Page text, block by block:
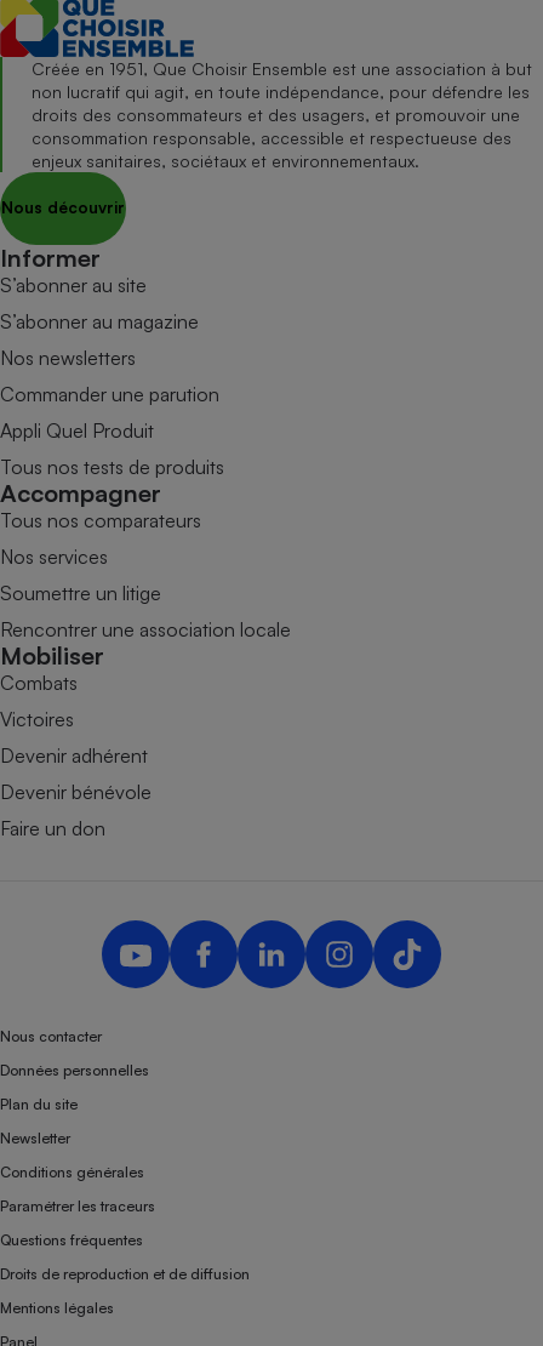
Créée en 1951, Que Choisir Ensemble est une association à but
non lucratif qui agit, en toute indépendance, pour défendre les
droits des consommateurs et des usagers, et promouvoir une
consommation responsable, accessible et respectueuse des
enjeux sanitaires, sociétaux et environnementaux.
Nous découvrir
Informer
S’abonner au site
S’abonner au magazine
Nos newsletters
Commander une parution
Appli Quel Produit
Tous nos tests de produits
Accompagner
Tous nos comparateurs
Nos services
Soumettre un litige
Rencontrer une association locale
Mobiliser
Combats
Victoires
Devenir adhérent
Devenir bénévole
Faire un don
Nous contacter
Données personnelles
Plan du site
Newsletter
Conditions générales
Paramétrer les traceurs
Questions fréquentes
Droits de reproduction et de diffusion
Mentions légales
Panel